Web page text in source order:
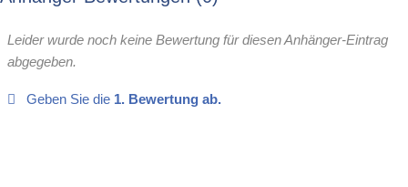
Leider wurde noch keine Bewertung für diesen Anhänger-Eintrag
abgegeben.
Geben Sie die 1. Bewertung ab.